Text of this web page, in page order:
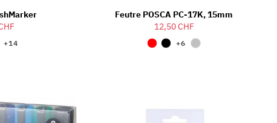
+14
Feutre POSCA PC-17K, 15mm
12,50 CHF
+6